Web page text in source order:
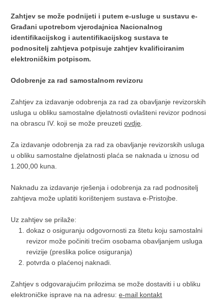
Zahtjev se može podnijeti i putem e-usluge u sustavu e-
Građani upotrebom vjerodajnica Nacionalnog
identifikacijskog i autentifikacijskog sustava te
podnositelj zahtjeva potpisuje zahtjev kvalificiranim
elektroničkim potpisom.
Odobrenje za rad samostalnom revizoru
Zahtjev za izdavanje odobrenja za rad za obavljanje revizorskih
usluga u obliku samostalne djelatnosti ovlašteni revizor podnosi
na obrascu IV. koji se može preuzetiovdje
Za izdavanje odobrenja za rad za obavljanje revizorskih usluga
u obliku samostalne djelatnosti plaća se naknada u iznosu od
1.200,00 kuna.
Naknadu za izdavanje rješenja i odobrenja za rad podnositelj
zahtjeva može uplatiti korištenjem sustava e-Pristojbe.
Uz zahtjev se prilaže:
dokaz o osiguranju odgovornosti za štetu koju samostalni
revizor može počiniti trećim osobama obavljanjem usluga
revizije (preslika police osiguranja)
potvrda o plaćenoj naknadi.
Zahtjev s odgovarajućim prilozima se može dostaviti i u obliku
elektroničke isprave na na adresu:e-mail kontakt